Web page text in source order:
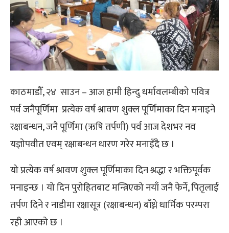
काठमाडौँ, २४ साउन – आज हामी हिन्दु धर्मावलम्बीको पवित्र
पर्व जनैपूर्णिमा प्रत्येक वर्ष श्रावण शुक्ल पूर्णिमाका दिन मनाइने
रक्षाबन्धन, जनै पूर्णिमा (ऋषि तर्पणी) पर्व आज देशभर नव
यज्ञोपवीत एवम् रक्षाबन्धन धारण गरेर मनाइँदै छ ।
यो प्रत्येक वर्ष श्रावण शुक्ल पूर्णिमाका दिन श्रद्धा र भक्तिपूर्वक
मनाइन्छ । यो दिन पुरोहितबाट मन्त्रिएको नयाँ जनै फेर्ने, पितृलाई
तर्पण दिने र नाडीमा रक्षासूत्र (रक्षाबन्धन) बाँध्ने धार्मिक परम्परा
रही आएको छ ।